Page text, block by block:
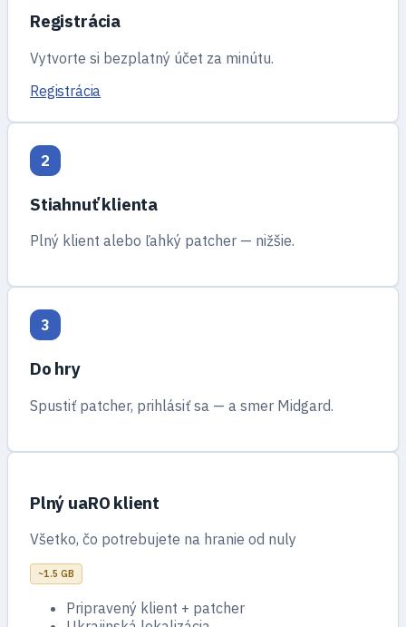
Registrácia
Vytvorte si bezplatný účet za minútu.
Registrácia
2
Stiahnuť klienta
Plný klient alebo ľahký patcher — nižšie.
3
Do hry
Spustiť patcher, prihlásiť sa — a smer Midgard.
Plný uaRO klient
Všetko, čo potrebujete na hranie od nuly
~1.5 GB
Pripravený klient + patcher